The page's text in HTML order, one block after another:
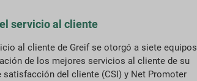
servicio al cliente
al cliente de Greif se otorgó a siete equipos
de los mejores servicios al cliente de su
del cliente (CSI) y Net Promoter